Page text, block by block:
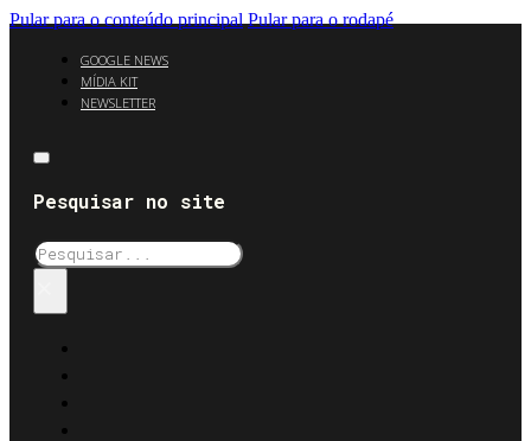
Pular para o conteúdo principal Pular para o rodapé
GOOGLE NEWS
MÍDIA KIT
NEWSLETTER
Pesquisar no site
Pesquisar